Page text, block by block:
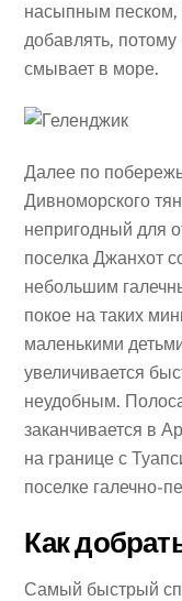
насыпным песком,
добавлять,
смывает в море.
Далее по
Дивноморского
непригодный для
поселка Джанхот
небольшим
покое на таких
маленькими
увеличивается
неудобным.
заканчивается в
на границе с
поселке галечно-
Как
Самый быстрый